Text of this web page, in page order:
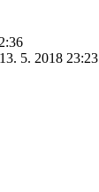
13. 5. 2018 23:23